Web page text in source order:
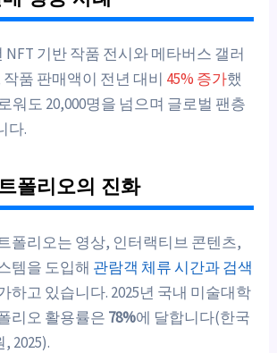
NFT 기반 작품 전시와 메타버스 갤러
품 판매액이 전년 대비 45% 증가했
워도 20,000명을 넘으며 글로벌 팬층
다.
폴리오의 진화
폴리오는 영상, 인터랙티브 콘텐츠,
템을 도입해 관람객 체류 시간과 검색
하고 있습니다. 2025년 국내 미술대학
리오 활용률은 78%에 달합니다(한국
2025).